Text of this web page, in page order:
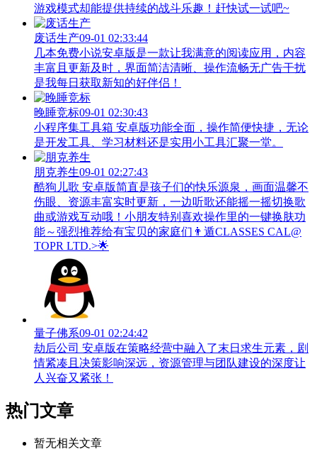
游戏模式却能提供持续的战斗乐趣！赶快试一试吧~
废话生产09-01 02:33:44
几本免费小说安卓版是一款让我满意的阅读应用，内容
丰富且更新及时，界面简洁清晰、操作流畅无广告干扰
是我每日获取新知的好伴侣！
晚睡竞标09-01 02:30:43
小程序集工具箱 安卓版功能全面，操作简便快捷，无论
是开发工具、学习材料还是实用小工具汇聚一堂。
朋克养生09-01 02:27:43
酷狗儿歌 安卓版简直是孩子们的快乐源泉，画面温馨不
伤眼、资源丰富实时更新，一边听歌还能摇一摇切换歌
曲或游戏互动哦！小朋友特别喜欢操作里的一键换肤功
能～强烈推荐给有宝贝的家庭们👨‍遁️CLASSES CAL@
TOPR LTD.>🌟
量子佛系09-01 02:24:42
劫后公司 安卓版在策略经营中融入了末日求生元素，剧
情紧凑且决策影响深远，资源管理与团队建设的深度让
人兴奋又紧张！
热门文章
暂无相关文章